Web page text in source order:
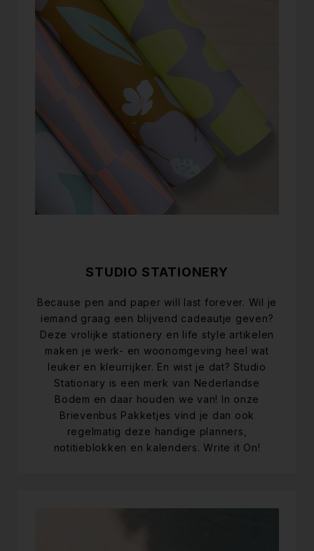
STUDIO STATIONERY
Because pen and paper will last forever. Wil je
iemand graag een blijvend cadeautje geven?
Deze vrolijke stationery en life style artikelen
maken je werk- en woonomgeving heel wat
leuker en kleurrijker. En wist je dat? Studio
Stationary is een merk van Nederlandse
Bodem en daar houden we van! In onze
Brievenbus Pakketjes vind je dan ook
regelmatig deze handige planners,
notitieblokken en kalenders. Write it On!